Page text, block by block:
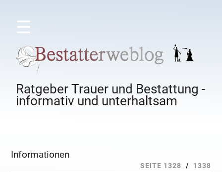
☰
Ratgeber Trauer und Bestattung -
informativ und unterhaltsam
Informationen
SEITE 1328 / 1338